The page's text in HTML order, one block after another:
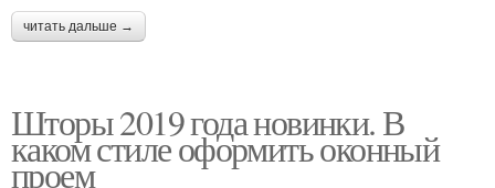
читать дальше →
Шторы 2019 года новинки. В
каком стиле оформить оконный
проем